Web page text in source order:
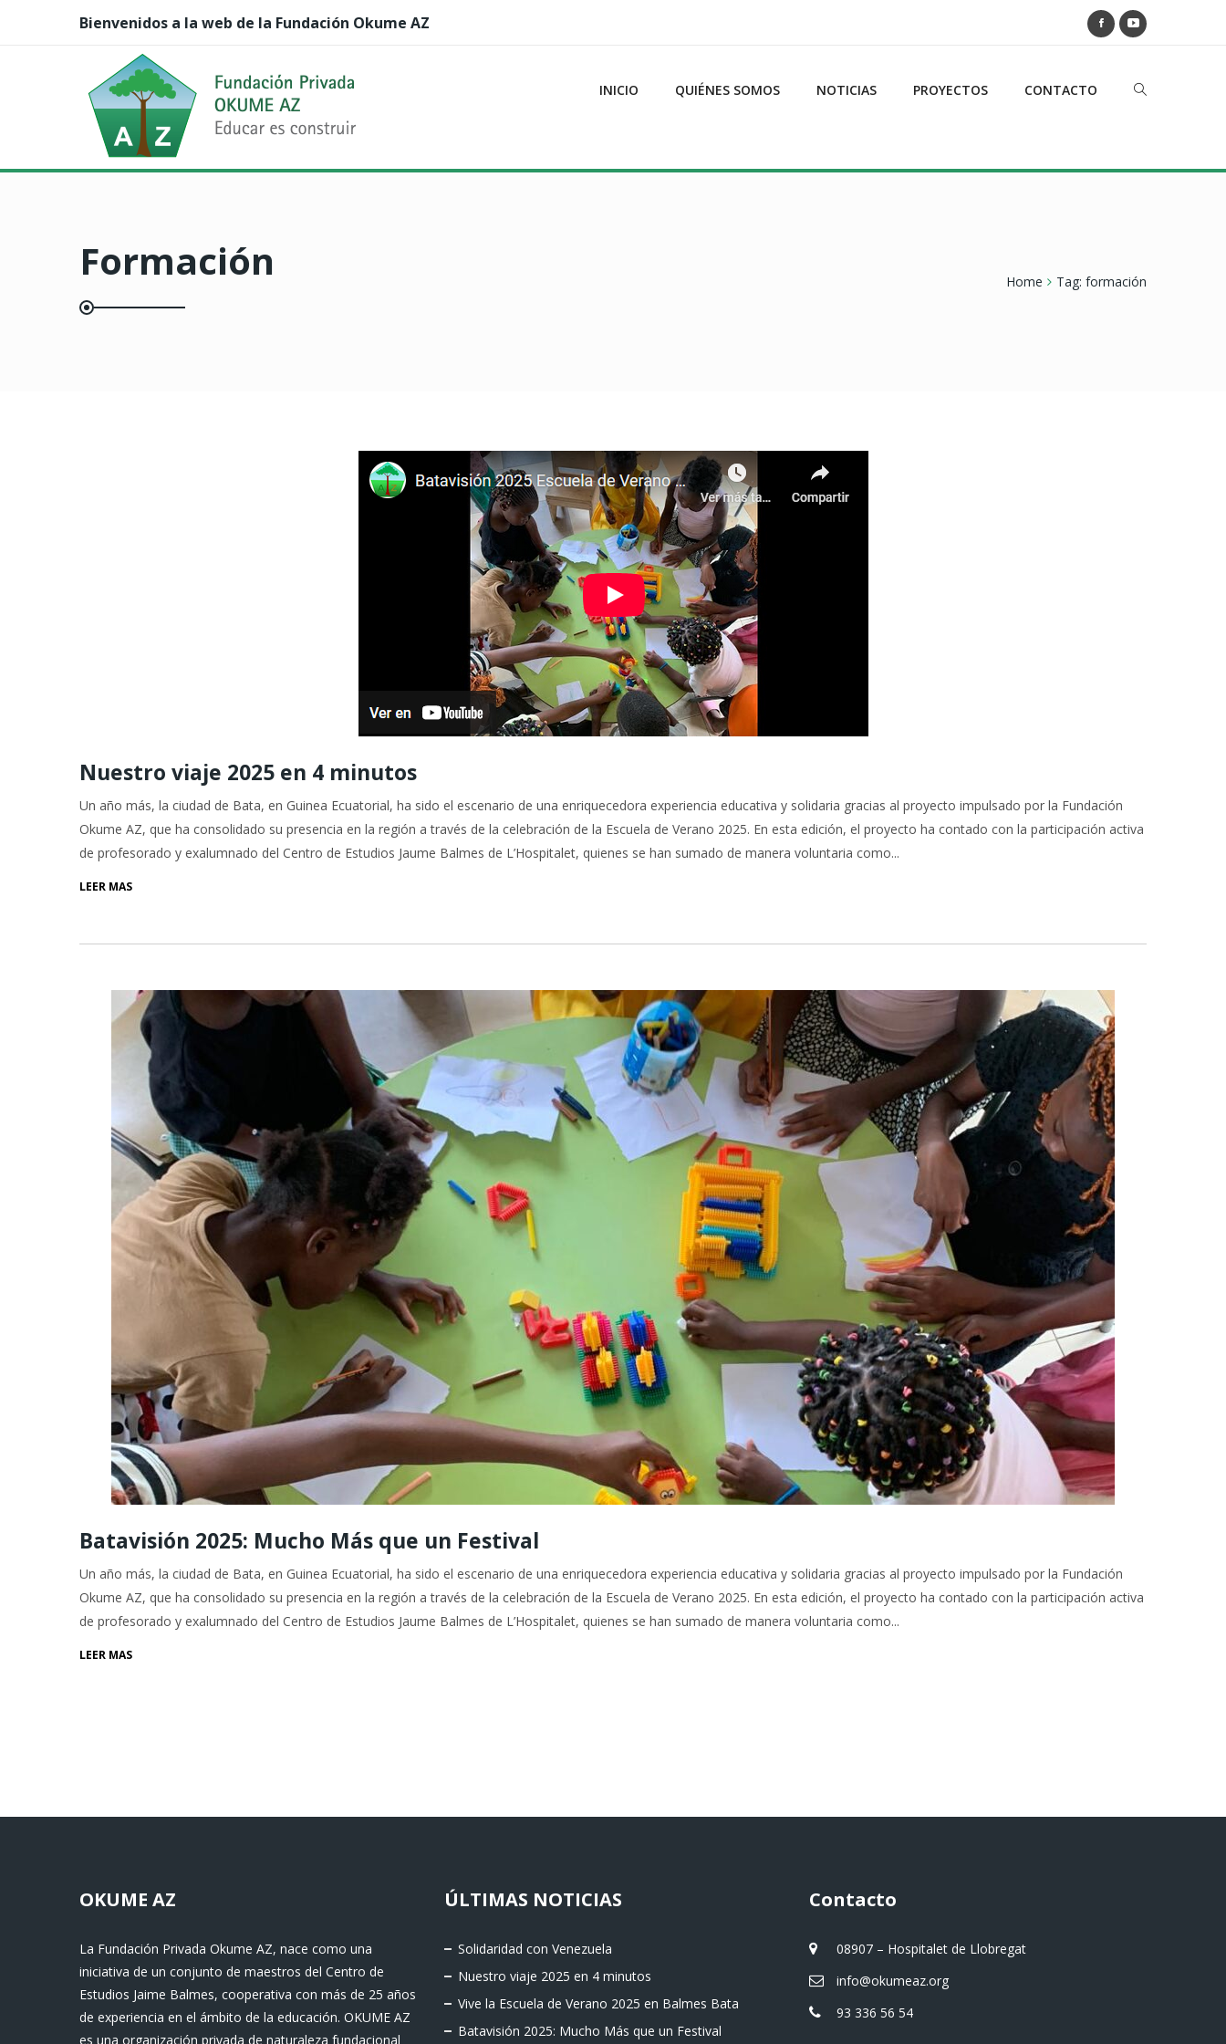
Bienvenidos a la web de la Fundación Okume AZ
INICIO QUIÉNES SOMOS NOTICIAS PROYECTOS CONTACTO
Formación Home Tag: formación
Nuestro viaje 2025 en 4 minutos
Un año más, la ciudad de Bata, en Guinea Ecuatorial, ha sido el escenario de una enriquecedora experiencia educativa y solidaria gracias al proyecto impulsado por la Fundación
Okume AZ, que ha consolidado su presencia en la región a través de la celebración de la Escuela de Verano 2025. En esta edición, el proyecto ha contado con la participación activa
de profesorado y exalumnado del Centro de Estudios Jaume Balmes de L’Hospitalet, quienes se han sumado de manera voluntaria como...
LEER MÁS
Batavisión 2025: Mucho Más que un Festival
Un año más, la ciudad de Bata, en Guinea Ecuatorial, ha sido el escenario de una enriquecedora experiencia educativa y solidaria gracias al proyecto impulsado por la Fundación
Okume AZ, que ha consolidado su presencia en la región a través de la celebración de la Escuela de Verano 2025. En esta edición, el proyecto ha contado con la participación activa
de profesorado y exalumnado del Centro de Estudios Jaume Balmes de L’Hospitalet, quienes se han sumado de manera voluntaria como...
LEER MÁS
OKUME AZ
La Fundación Privada Okume AZ, nace como una
iniciativa de un conjunto de maestros del Centro de
Estudios Jaime Balmes, cooperativa con más de 25 años
de experiencia en el ámbito de la educación. OKUME AZ
es una organización privada de naturaleza fundacional
ÚLTIMAS NOTICIAS
Solidaridad con Venezuela
Nuestro viaje 2025 en 4 minutos
Vive la Escuela de Verano 2025 en Balmes Bata
Batavisión 2025: Mucho Más que un Festival
Contacto
08907 – Hospitalet de Llobregat
info@okumeaz.org
93 336 56 54